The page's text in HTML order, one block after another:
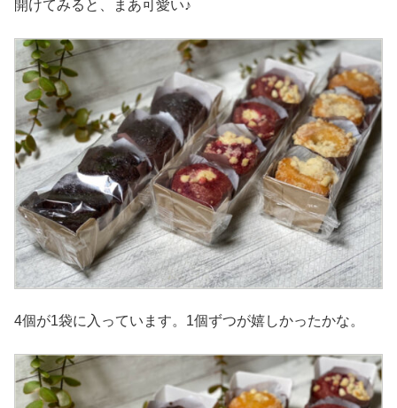
開けてみると、まあ可愛い♪
4個が1袋に入っています。1個ずつが嬉しかったかな。